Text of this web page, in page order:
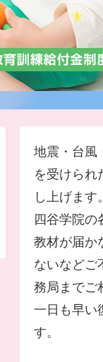
地震・台風
を受けられ
し上げます。
四谷学院の
教材が届か
ないなどご
務局までご
一日も早い
す。